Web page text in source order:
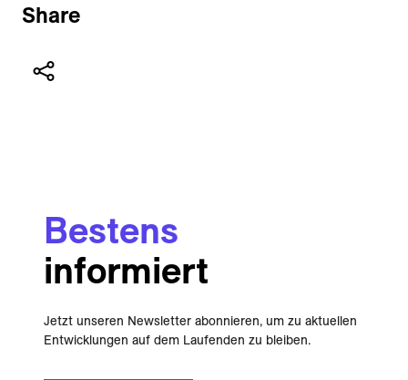
Share
Bestens
informiert
Jetzt unseren Newsletter abonnieren, um zu aktuellen
Entwicklungen auf dem Laufenden zu bleiben.